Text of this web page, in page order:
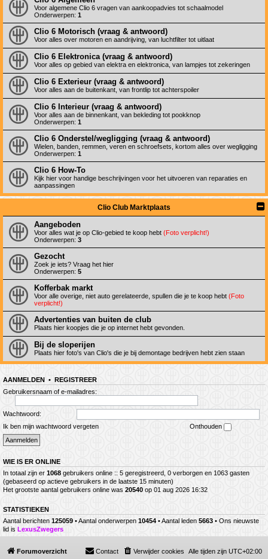
Voor algemene Clio 6 vragen van aankoopadvies tot schaalmodel
Onderwerpen: 1
Clio 6 Motorisch (vraag & antwoord)
Voor alles over motoren en aandrijving, van luchtfilter tot uitlaat
Clio 6 Elektronica (vraag & antwoord)
Voor alles op gebied van elektra en elektronica, van lampjes tot zekeringen
Clio 6 Exterieur (vraag & antwoord)
Voor alles aan de buitenkant, van frontlip tot achterspoiler
Clio 6 Interieur (vraag & antwoord)
Voor alles aan de binnenkant, van bekleding tot pookknop
Onderwerpen: 1
Clio 6 Onderstel/wegligging (vraag & antwoord)
Wielen, banden, remmen, veren en schroefsets, kortom alles over wegligging
Onderwerpen: 1
Clio 6 How-To
Kijk hier voor handige beschrijvingen voor het uitvoeren van reparaties en
aanpassingen
Clio Club Marktplaats
Aangeboden
Voor alles wat je op Clio-gebied te koop hebt (Foto verplicht!)
Onderwerpen: 3
Gezocht
Zoek je iets? Vraag het hier
Onderwerpen: 5
Kofferbak markt
Voor alle overige, niet auto gerelateerde, spullen die je te koop hebt (Foto
verplicht!)
Advertenties van buiten de club
Plaats hier koopjes die je op internet hebt gevonden.
Bij de sloperijen
Plaats hier foto's van Clio's die je bij demontage bedrijven hebt zien staan
AANMELDEN • REGISTREER
Gebruikersnaam of e-mailadres:
Wachtwoord:
Ik ben mijn wachtwoord vergeten
Onthouden
WIE IS ER ONLINE
In totaal zijn er 1068 gebruikers online :: 5 geregistreerd, 0 verborgen en 1063 gasten
(gebaseerd op actieve gebruikers in de laatste 15 minuten)
Het grootste aantal gebruikers online was 20540 op 01 aug 2026 16:32
STATISTIEKEN
Aantal berichten 125059 • Aantal onderwerpen 10454 • Aantal leden 5663 • Ons nieuwste
lid is LexusZwegers
Forumoverzicht Alle tijden zijn UTC+02:00
Verwijder cookies
Contact